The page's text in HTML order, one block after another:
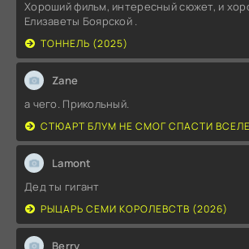
Хороший фильм, интересный сюжет, и
Елизаветы Боярской .
ТОННЕЛЬ (2025)
Zane
а чего. Прикольный.
СТЮАРТ БЛУМ НЕ СМОГ СПАСТИ
Lamont
Дед ты гигант
РЫЦАРЬ СЕМИ КОРОЛЕВСТВ (2026)
Berry